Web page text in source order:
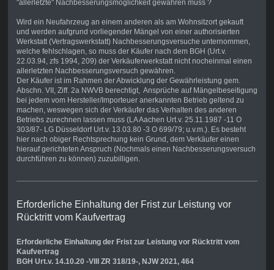
"allerletzte" Nachbesserungsmöglichkeit gewähren muss ?
Wird ein Neufahrzeug an einem anderen als am Wohnsitzort gekauft
und werden aufgrund vorliegender Mängel von einer authorisierten
Werkstatt (Vertragswerkstatt) Nachbesserungsversuche unternommen,
welche fehlschlagen, so muss der Käufer nach dem BGH (Urt.v.
22.03.94, zfs 1994, 209) der Verkäuferwerkstatt nicht nocheinmal einen
allerletzten Nachbesserungsversuch gewähren.
Der Käufer ist im Rahmen der Abwicklung der Gewährleistung gem.
Abschn. VII, Ziff. 2a NWVB berechtigt, Ansprüche auf Mängelbeseitigung
bei jedem vom Hersteller/Importeuer anerkannten Betrieb geltend zu
machen, weswegen sich der Verkäufer das Verhalten des anderen
Betriebs zurechnen lassen muss (LA Aachen Urt.v. 25.11.1987 -11 O
303/87- LG Düsseldorf Urt.v. 13.03.80 -3 O 699/79; u.v.m.). Es besteht
hier nach obiger Rechtsprechung kein Grund, dem Verkäufer einen
hierauf gerichteten Anspruch (Nochmals einen Nachbesserungsversuch
durchführen zu können) zuzubilligen.
Erforderliche Einhaltung der Frist zur Leistung vor
Rücktritt vom Kaufvertrag
Erforderliche Einhaltung der Frist zur Leistung vor Rücktritt vom
Kaufvertrag
BGH Urt.v. 14.10.20 -VIII ZR 318/19-, NJW 2021, 464